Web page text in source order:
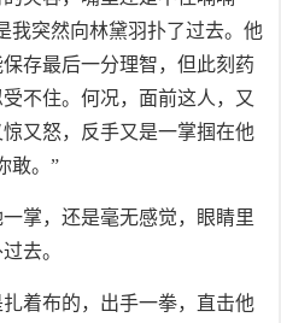
我突然向林黛羽扑了过去。他
存最后一分理智，但此刻药
不住。何况，面前这人，又
又怒，反手又是一掌掴在他
敢。”
掌，还是毫无感觉，眼睛里
去。
着布的，出手一拳，直击他